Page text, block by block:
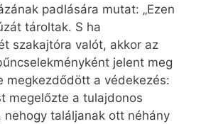
padlására mutat: „Ezen
tároltak. S ha
szakajtóra valót, akkor az
jelent meg
megkezdődött a védekezés:
megelőzte a tulajdonos
nehogy találjanak ott néhány